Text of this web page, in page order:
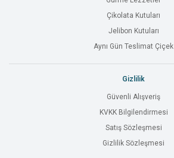
Çikolata Kutuları
Jelibon Kutuları
Aynı Gün Teslimat Çiçek
Gizlilik
Güvenli Alışveriş
KVKK Bilgilendirmesi
Satış Sözleşmesi
Gizlilik Sözleşmesi